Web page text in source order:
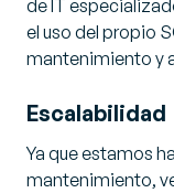
de IT
el uso del propio
mantenimiento y
Escalabilidad
Ya que estamos
mantenimiento,